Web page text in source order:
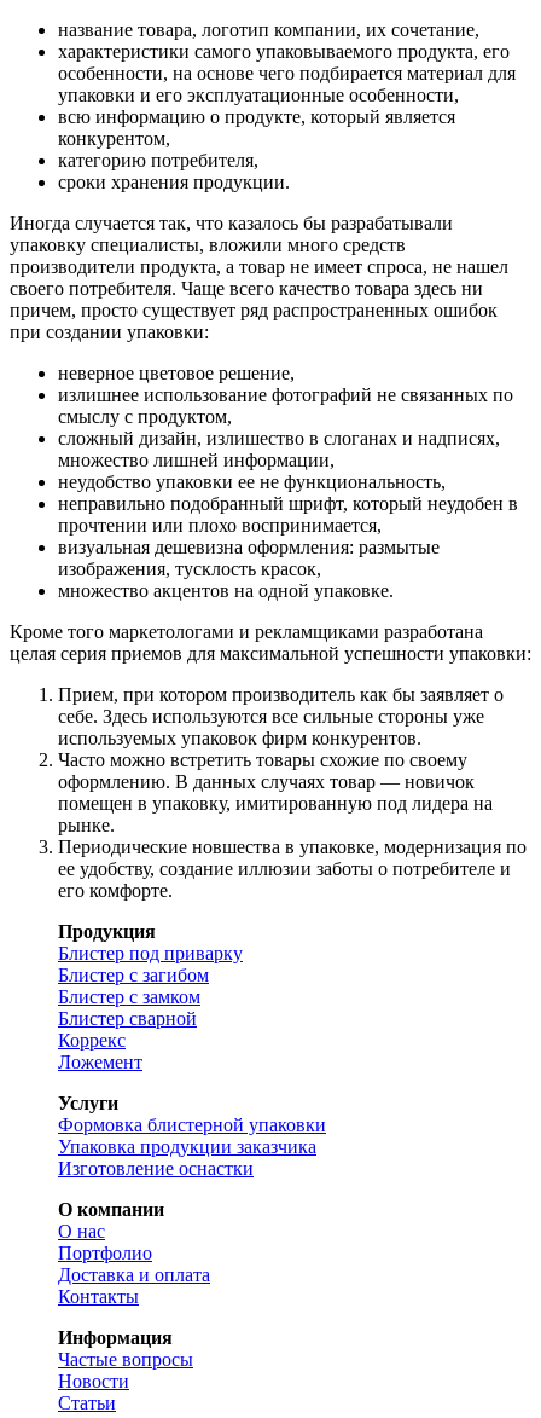
название товара, логотип компании, их сочетание,
характеристики самого упаковываемого продукта, его
особенности, на основе чего подбирается материал для
упаковки и его эксплуатационные особенности,
всю информацию о продукте, который является
конкурентом,
категорию потребителя,
сроки хранения продукции.
Иногда случается так, что казалось бы разрабатывали
упаковку специалисты, вложили много средств
производители продукта, а товар не имеет спроса, не нашел
своего потребителя. Чаще всего качество товара здесь ни
причем, просто существует ряд распространенных ошибок
при создании упаковки:
неверное цветовое решение,
излишнее использование фотографий не связанных по
смыслу с продуктом,
сложный дизайн, излишество в слоганах и надписях,
множество лишней информации,
неудобство упаковки ее не функциональность,
неправильно подобранный шрифт, который неудобен в
прочтении или плохо воспринимается,
визуальная дешевизна оформления: размытые
изображения, тусклость красок,
множество акцентов на одной упаковке.
Кроме того маркетологами и рекламщиками разработана
целая серия приемов для максимальной успешности упаковки:
Прием, при котором производитель как бы заявляет о
себе. Здесь используются все сильные стороны уже
используемых упаковок фирм конкурентов.
Часто можно встретить товары схожие по своему
оформлению. В данных случаях товар — новичок
помещен в упаковку, имитированную под лидера на
рынке.
Периодические новшества в упаковке, модернизация по
ее удобству, создание иллюзии заботы о потребителе и
его комфорте.
Продукция
Блистер под приварку
Блистер с загибом
Блистер с замком
Блистер сварной
Коррекс
Ложемент
Услуги
Формовка блистерной упаковки
Упаковка продукции заказчика
Изготовление оснастки
О компании
О нас
Портфолио
Доставка и оплата
Контакты
Информация
Частые вопросы
Новости
Статьи